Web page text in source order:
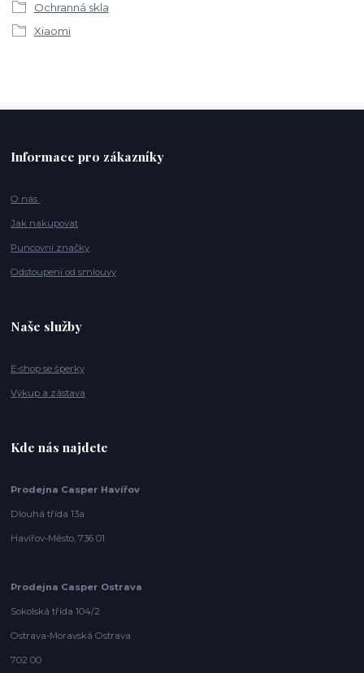
Ochranná skla
Xiaomi
Informace pro zákazníky
O nás
Jak nakupovat
Puncovní značky
Odstoupení od smlouvy
Naše služby
E-shop se šperky
Výkup a zástava
Kde nás najdete
Prodejna Casper Havířov
Dlouhá třída 13a
Havířov-Město, 736 01
Prodejna Casper Ostrava
Sokolská třída 104/2
Ostrava-Moravská Ostrava
702 00